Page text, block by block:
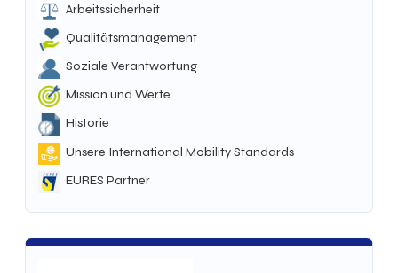
Arbeitssicherheit
Qualitätsmanagement
Soziale Verantwortung
Mission und Werte
Historie
Unsere International Mobility Standards
EURES Partner